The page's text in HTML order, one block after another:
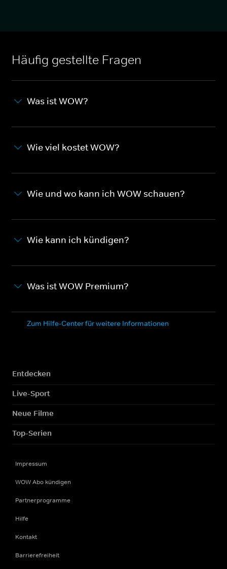
Häufig gestellte Fragen
Was ist WOW?
Wie viel kostet WOW?
Wie und wo kann ich WOW schauen?
Wie kann ich kündigen?
Was ist WOW Premium?
Zum Hilfe-Center für weitere Informationen
Entdecken
Live-Sport
Neue Filme
Top-Serien
Impressum
WOW Abo kündigen
Partnerprogramme
Hilfe
Kontakt
Barrierefreiheit